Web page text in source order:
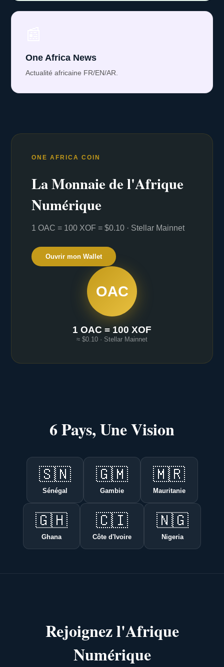
One Africa News
Actualité africaine FR/EN/AR.
ONE AFRICA COIN
La Monnaie de l'Afrique
Numérique
1 OAC = 100 XOF = $0.10 · Stellar Mainnet
Ouvrir mon Wallet
OAC
1 OAC = 100 XOF
≈ $0.10 · Stellar Mainnet
6 Pays, Une Vision
🇸🇳
Sénégal
🇬🇲
Gambie
🇲🇷
Mauritanie
🇬🇭
Ghana
🇨🇮
Côte d'Ivoire
🇳🇬
Nigeria
Rejoignez l'Afrique
Numérique